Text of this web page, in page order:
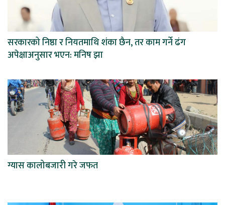
सरकारको निष्ठा र नियतमाथि शंका छैन, तर काम गर्ने ढंग
अपेक्षाअनुसार भएन: मनिष झा
ग्यास कालोबजारी गरे जफत